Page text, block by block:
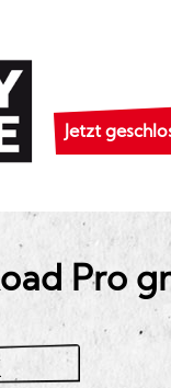
Jetzt
Pro